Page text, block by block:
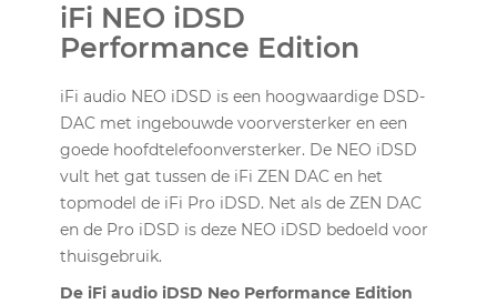
iFi NEO iDSD
Performance Edition
iFi audio NEO iDSD is een hoogwaardige DSD-
DAC met ingebouwde voorversterker en een
goede hoofdtelefoonversterker. De NEO iDSD
vult het gat tussen de iFi ZEN DAC en het
topmodel de iFi Pro iDSD. Net als de ZEN DAC
en de Pro iDSD is deze NEO iDSD bedoeld voor
thuisgebruik.
De iFi audio iDSD Neo Performance Edition